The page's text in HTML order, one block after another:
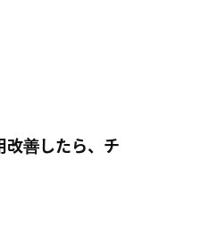
善したら、チ